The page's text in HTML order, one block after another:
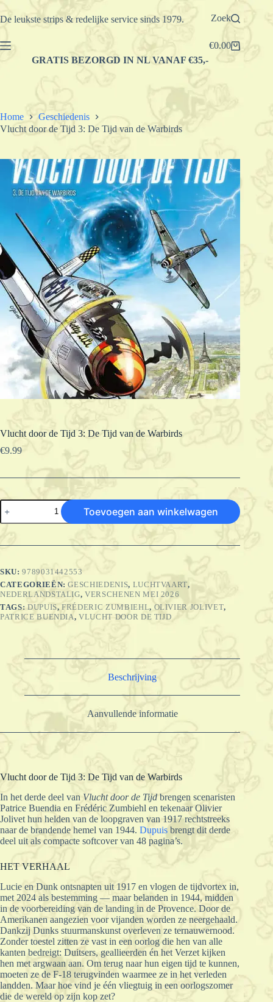
Ga
naar
De leukste strips & redelijke service sinds 1979. Zoek
Winkelwagen
€0.00
GRATIS BEZORGD IN NL VANAF €35,-
Home
Geschiedenis
Vlucht door de Tijd 3: De Tijd van de Warbirds
Vlucht door de Tijd 3: De Tijd van de Warbirds
€9.99
Vlucht
door
de
Tijd
3:
van
de
Warbirds
aantal
Toevoegen aan winkelwagen
SKU:9789031442553
CATEGORIEËN:GESCHIEDENIS, LUCHTVAART,
NEDERLANDSTALIG,VERSCHENEN MEI 2026
TAGS: DUPUIS,FRÉDERIC ZUMBIEHL, OLIVIER JOLIVET,
PATRICE BUENDIA,VLUCHT DOOR DE TIJD
Beschrijving
Aanvullende informatie
Vlucht door de Tijd 3: De Tijd van de Warbirds
In het derde deel van Vlucht door de Tijd brengen scenaristen
Patrice Buendia en Frédéric Zumbiehl en tekenaar Olivier
Jolivet hun helden van de loopgraven van 1917 rechtstreeks
naar de brandende hemel van 1944. Dupuis brengt dit derde
deel uit als compacte softcover van 48 pagina’s.
HET VERHAAL
Lucie en Dunk ontsnapten uit 1917 en vlogen de tijdvortex in,
met 2024 als bestemming — maar belanden in 1944, midden
in de voorbereiding van de landing in de Provence. Door de
Amerikanen aangezien voor vijanden worden ze neergehaald.
Dankzij Dunks stuurmanskunst overleven ze ternauwernood.
Zonder toestel zitten ze vast in een oorlog die hen van alle
kanten bedreigt: Duitsers, geallieerden én het Verzet kijken
hen met argwaan aan. Om terug naar hun eigen tijd te kunnen,
moeten ze de F-18 terugvinden waarmee ze in het verleden
landden. Maar hoe vind je één vliegtuig in een oorlogszomer
die de wereld op zijn kop zet?